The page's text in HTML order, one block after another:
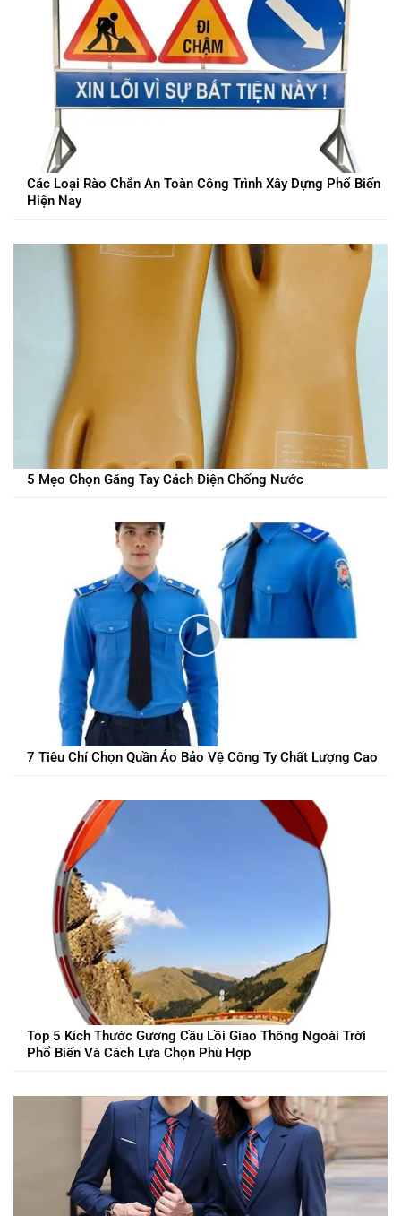
Các Loại Rào Chắn An Toàn Công Trình Xây Dựng Phổ Biến
Hiện Nay
5 Mẹo Chọn Găng Tay Cách Điện Chống Nước
7 Tiêu Chí Chọn Quần Áo Bảo Vệ Công Ty Chất Lượng Cao
Top 5 Kích Thước Gương Cầu Lồi Giao Thông Ngoài Trời
Phổ Biến Và Cách Lựa Chọn Phù Hợp